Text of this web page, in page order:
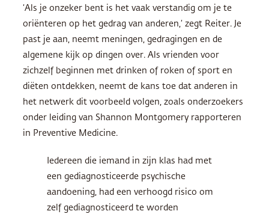
‘Als je onzeker bent is het vaak verstandig om je te
oriënteren op het gedrag van anderen,’ zegt Reiter. Je
past je aan, neemt meningen, gedragingen en de
algemene kijk op dingen over. Als vrienden voor
zichzelf beginnen met drinken of roken of sport en
diëten ontdekken, neemt de kans toe dat anderen in
het netwerk dit voorbeeld volgen, zoals onderzoekers
onder leiding van Shannon Montgomery rapporteren
in Preventive Medicine.
Iedereen die iemand in zijn klas had met
een gediagnosticeerde psychische
aandoening, had een verhoogd risico om
zelf gediagnosticeerd te worden